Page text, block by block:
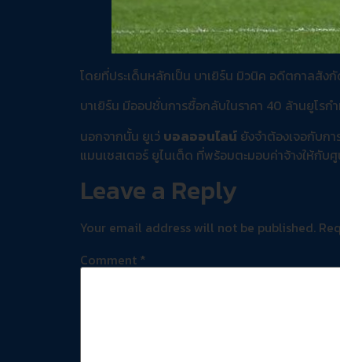
โดยที่ประเด็นหลักเป็น บาเยิร์น มิวนิค อดีตกาลสังกั
บาเยิร์น มีออปชั่นการซื้อกลับในราคา 40 ล้านยูโร
นอกจากนั้น ยูเว่ บอลออนไลน์ ยังจำต้องเจอกับก
แมนเชสเตอร์ ยูไนเต็ด ที่พร้อมตะมอบค่าจ้างให้กับ
Leave a Reply
Your email address will not be published.
Comment *